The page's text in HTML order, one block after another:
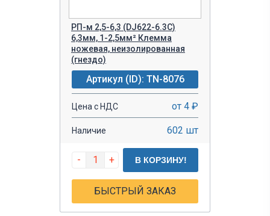
РП-м 2,5-6,3 (DJ622-6.3С)
6,3мм, 1-2,5мм² Клемма
ножевая, неизолированная
(гнездо)
Артикул (ID): TN-8076
Цена с НДС от 4 ₽
Наличие 602 шт
- + В КОРЗИНУ!
БЫСТРЫЙ ЗАКАЗ